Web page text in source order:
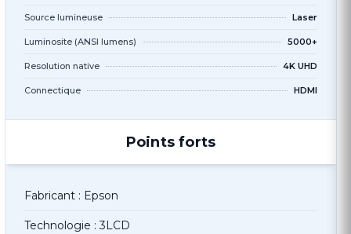
Source lumineuse Laser
Luminosite (ANSI lumens) 5000+
Resolution native 4K UHD
Connectique HDMI
Points forts
Fabricant : Epson
Technologie : 3LCD